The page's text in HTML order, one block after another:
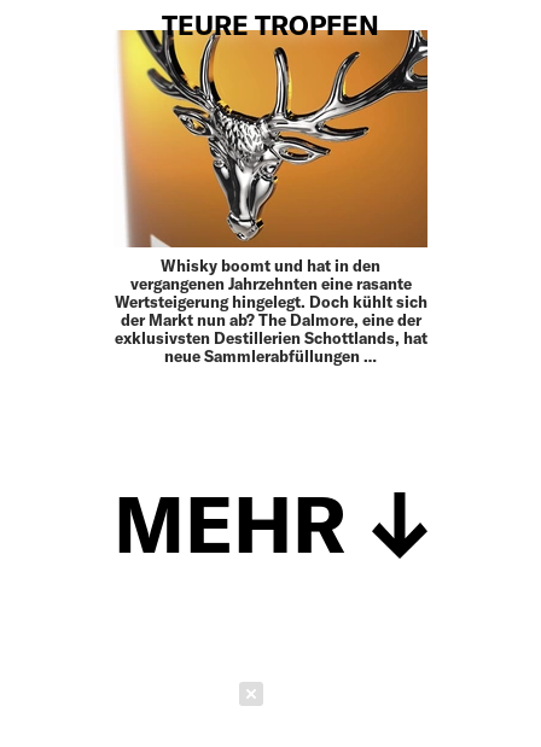
TEURE TROPFEN
Whisky boomt und hat in den
vergangenen Jahrzehnten eine rasante
Wertsteigerung hingelegt. Doch kühlt sich
der Markt nun ab? The Dalmore, eine der
exklusivsten Destillerien Schottlands, hat
neue Sammlerabfüllungen …
MEHR